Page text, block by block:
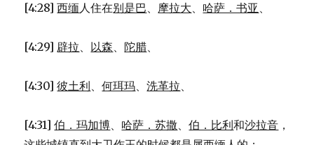
[4:28]西缅人住在别是巴、 摩拉大、 哈萨．书亚 、
[4:29] 辟拉、 以森、 陀腊、
[4:30]彼土利、何珥玛、洗革拉、
[4:31]伯．玛加博、 哈萨．苏撒、伯．比利和沙拉音 ，